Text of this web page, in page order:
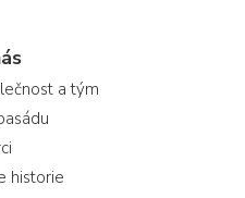
a tým
historie